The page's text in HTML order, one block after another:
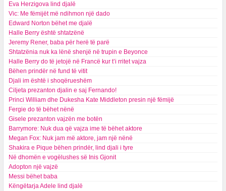
Eva Herzigova lind djalë
Vic: Me fëmijët më ndihmon një dado
Edward Norton bëhet me djalë
Halle Berry është shtatzënë
Jeremy Rener, baba për herë të parë
Shtatzënia nuk ka lënë shenjë në trupin e Beyonce
Halle Berry do të jetojë në Francë kur t’i rritet vajza
Bëhen prindër në fund të vitit
Djali im është i shoqërueshëm
Ciljeta prezanton djalin e saj Fernando!
Princi William dhe Dukesha Kate Middleton presin një fëmijë
Fergie do të bëhet nënë
Gisele prezanton vajzën me botën
Barrymore: Nuk dua që vajza ime të bëhet aktore
Megan Fox: Nuk jam më aktore, jam një nënë
Shakira e Pique bëhen prindër, lind djali i tyre
Në dhomën e vogëlushes së Inis Gjonit
Adopton një vajzë
Messi bëhet baba
Këngëtarja Adele lind djalë